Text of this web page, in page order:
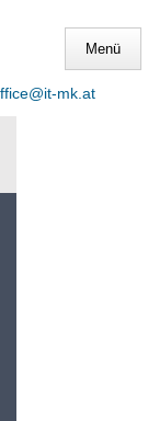
mk.at